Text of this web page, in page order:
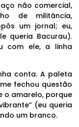
não comercial,
de militância,
um jornal; eu,
queria Bacurau).
com ele, a linha
conta. A paleta
fechou questão
o amarelo, porque
(eu queria
um branco.